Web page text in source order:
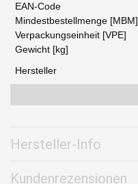
EAN-Code
Mindestbestellmenge [MBM]
Verpackungseinheit [VPE]
Gewicht [kg]
Hersteller
Hersteller-Info
Kundenrezensionen